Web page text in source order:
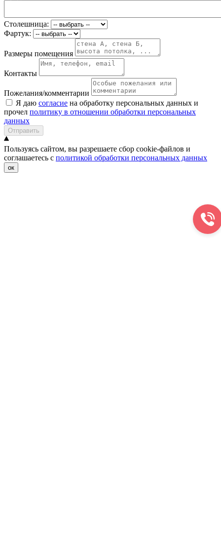
Столешница:
Фартук:
Размеры помещения
Контакты
Пожелания/комментарии
Я даю согласие на обработку персональных данных и
прочел политику в отношении обработки персональных
данных
Отправить
Пользуясь сайтом, вы разрешаете сбор cookie-файлов и
соглашаетесь с политикой обработки персональных данных
ок